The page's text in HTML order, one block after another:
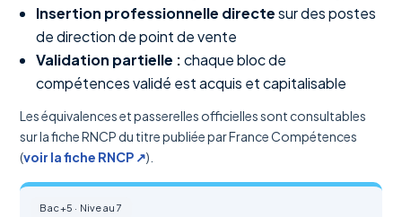
Insertion professionnelle directesur des postes
de direction de point de vente
Validation partielle :chaque bloc de
compétences validé est acquis et capitalisable
Les équivalences et passerelles officielles sont consultables
sur la fiche RNCP du titre publiée par France Compétences
(voir la fiche RNCP ↗).
Bac+5 · Niveau 7